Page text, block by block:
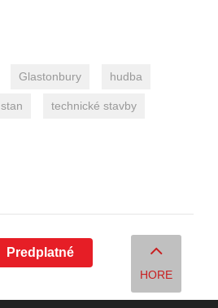
Glastonbury hudba
stan technické stavby
Predplatné
HORE